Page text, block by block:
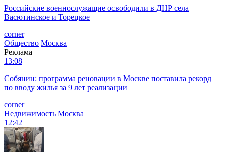
Российские военнослужащие освободили в ДНР села
Васютинское и Торецкое
corner
Общество Москва
Реклама
13:08
Собянин: программа реновации в Москве поставила рекорд
по вводу жилья за 9 лет реализации
corner
Недвижимость Москва
12:42